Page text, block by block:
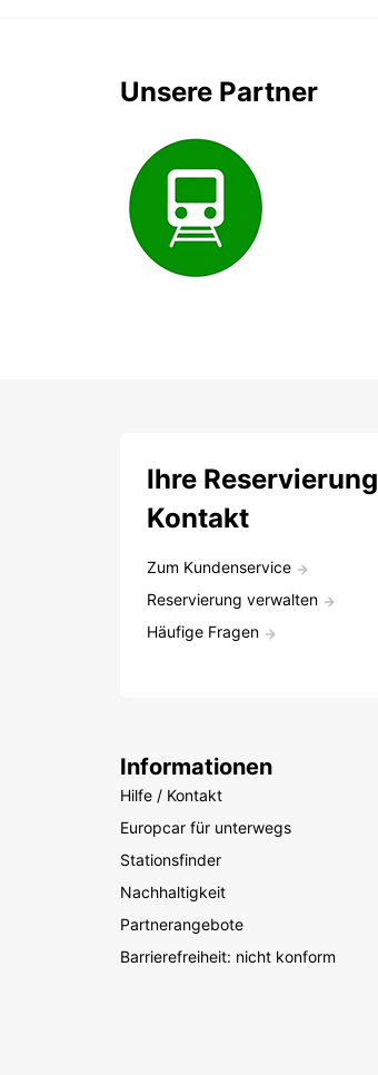
Unsere Partner
Ihre
Kontakt
Zum Kundenservice
Reservierung verwalten
Häufige Fragen
Informationen
Hilfe / Kontakt
Europcar für unterwegs
Stationsfinder
Nachhaltigkeit
Partnerangebote
Barrierefreiheit: nicht konform